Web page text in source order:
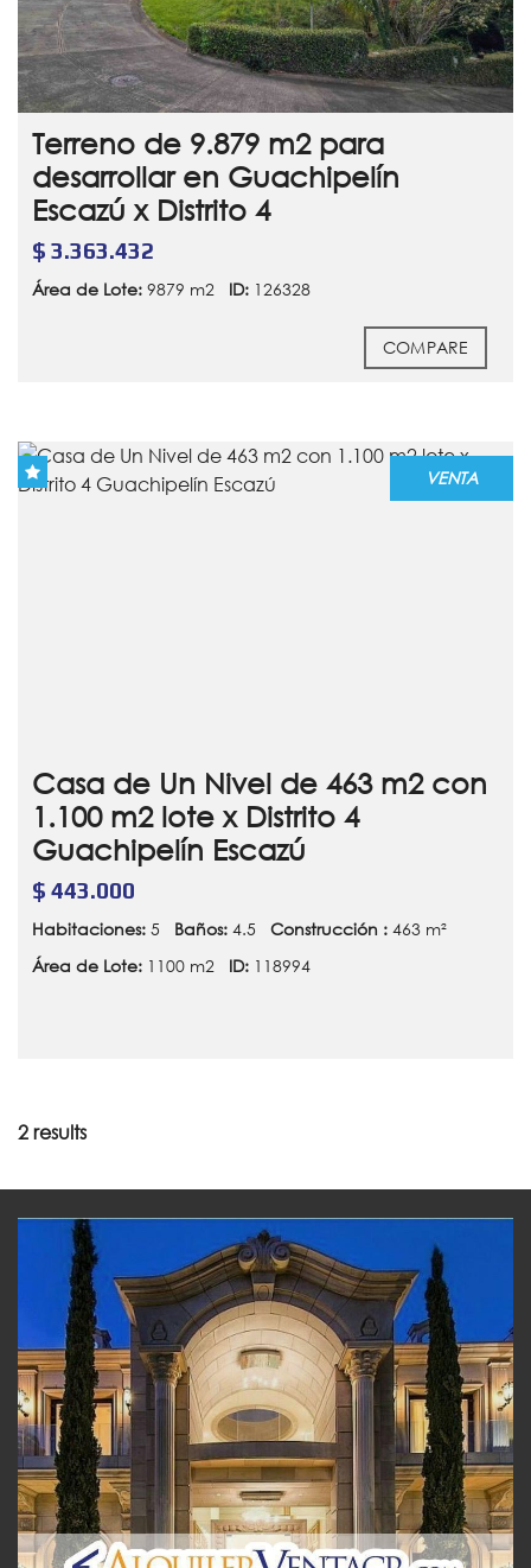
Terreno de 9.879 m2 para
desarrollar en Guachipelín
Escazú x Distrito 4
$ 3.363.432
Área de Lote: 9879 m2 ID: 126328
VENTA
Casa de Un Nivel de 463 m2 con
1.100 m2 lote x Distrito 4
Guachipelín Escazú
$ 443.000
Habitaciones: 5 Baños: 4.5 Construcción : 463 m²
Área de Lote: 1100 m2 ID: 118994
COMPARE
2 results